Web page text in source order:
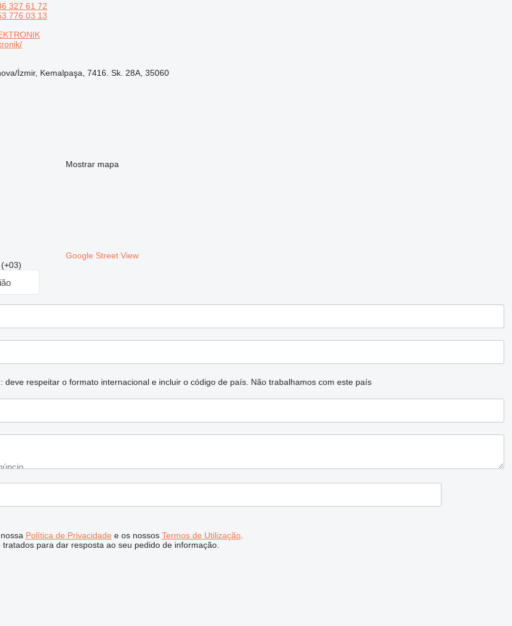
327 61 72
776 03 13
İzmir, Kemalpaşa, 7416. Sk. 28A, 35060
Mostrar mapa
Google Street View
deve respeitar o formato internacional e incluir o código de país. Não trabalhamos com este país
Política de Privacidade e os nossos Termos de Utilização.
para dar resposta ao seu pedido de informação.